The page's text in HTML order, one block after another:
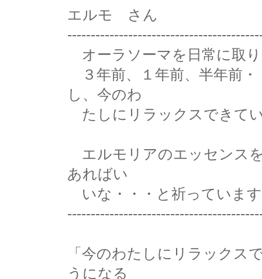
エルモ さん
オーラソーマを日常に取
３年前、１年前、半年前
し、今のわ
たしにリラックスできて
エルモリアのエッセンス
あればい
いな・・・と祈っていま
「今のわたしにリラックス
うになる